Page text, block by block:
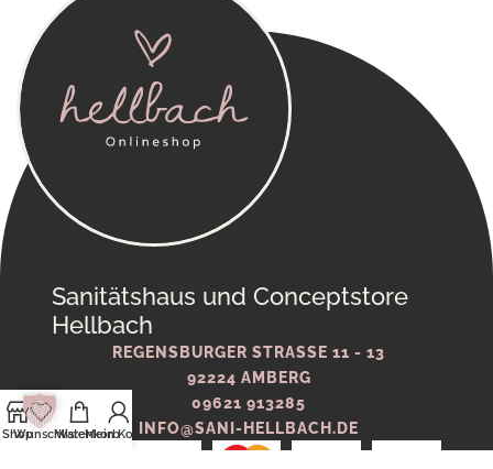
Sanitätshaus und Conceptstore
Hellbach
REGENSBURGER STRASSE 11 - 13
92224 AMBERG
09621 913285
INFO@SANI-HELLBACH.DE
Shop
WunschlisteWarenkorb
Mein Konto